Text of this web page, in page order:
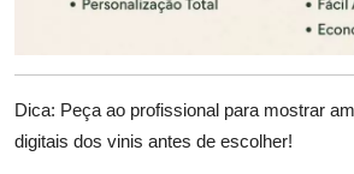
Dica: Peça ao profissional para mostrar
digitais dos vinis antes de escolher!